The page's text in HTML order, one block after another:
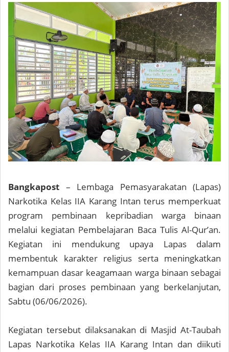
Bangkapost – Lembaga Pemasyarakatan (Lapas)
Narkotika Kelas IIA Karang Intan terus memperkuat
program pembinaan kepribadian warga binaan
melalui kegiatan Pembelajaran Baca Tulis Al-Qur’an.
Kegiatan ini mendukung upaya Lapas dalam
membentuk karakter religius serta meningkatkan
kemampuan dasar keagamaan warga binaan sebagai
bagian dari proses pembinaan yang berkelanjutan,
Sabtu (06/06/2026).
Kegiatan tersebut dilaksanakan di Masjid At-Taubah
Lapas Narkotika Kelas IIA Karang Intan dan diikuti